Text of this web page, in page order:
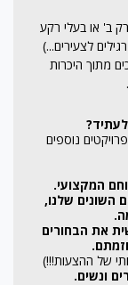
ב' או בעלי רקע
לצעירים...)
מתוך היכרות
נוספים
השונים שלנו,
את הבחורים
של ההצעות!!!)